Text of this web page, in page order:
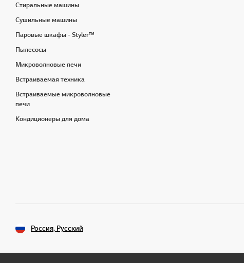
Стиральные машины
Сушильные машины
Паровые шкафы - Styler™
Пылесосы
Микроволновые печи
Встраиваемая техника
Встраиваемые микроволновые
печи
Кондиционеры для дома
Россия, Русский